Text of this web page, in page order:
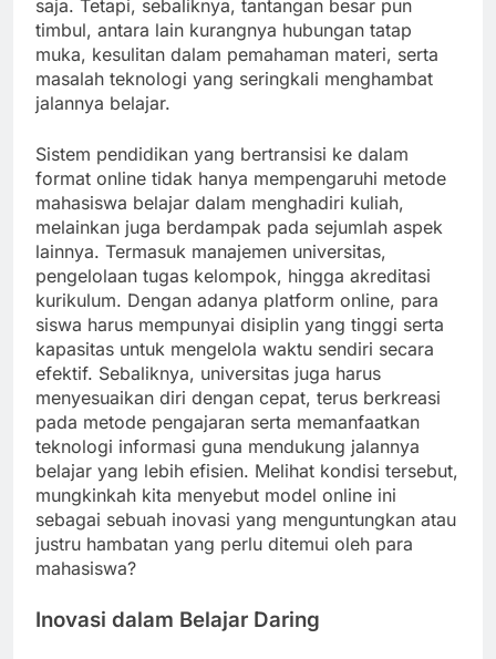
saja. Tetapi, sebaliknya, tantangan besar pun
timbul, antara lain kurangnya hubungan tatap
muka, kesulitan dalam pemahaman materi, serta
masalah teknologi yang seringkali menghambat
jalannya belajar.
Sistem pendidikan yang bertransisi ke dalam
format online tidak hanya mempengaruhi metode
mahasiswa belajar dalam menghadiri kuliah,
melainkan juga berdampak pada sejumlah aspek
lainnya. Termasuk manajemen universitas,
pengelolaan tugas kelompok, hingga akreditasi
kurikulum. Dengan adanya platform online, para
siswa harus mempunyai disiplin yang tinggi serta
kapasitas untuk mengelola waktu sendiri secara
efektif. Sebaliknya, universitas juga harus
menyesuaikan diri dengan cepat, terus berkreasi
pada metode pengajaran serta memanfaatkan
teknologi informasi guna mendukung jalannya
belajar yang lebih efisien. Melihat kondisi tersebut,
mungkinkah kita menyebut model online ini
sebagai sebuah inovasi yang menguntungkan atau
justru hambatan yang perlu ditemui oleh para
mahasiswa?
Inovasi dalam Belajar Daring